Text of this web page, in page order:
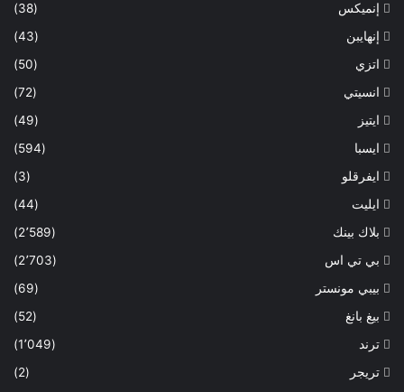
إنميكس
(38)
إنهايبن
(43)
اتزي
(50)
انسيتي
(72)
ايتيز
(49)
ايسبا
(594)
ايفرقلو
(3)
ايليت
(44)
بلاك بينك
(2٬589)
بي تي اس
(2٬703)
بيبي مونستر
(69)
بيغ بانغ
(52)
ترند
(1٬049)
تريجر
(2)